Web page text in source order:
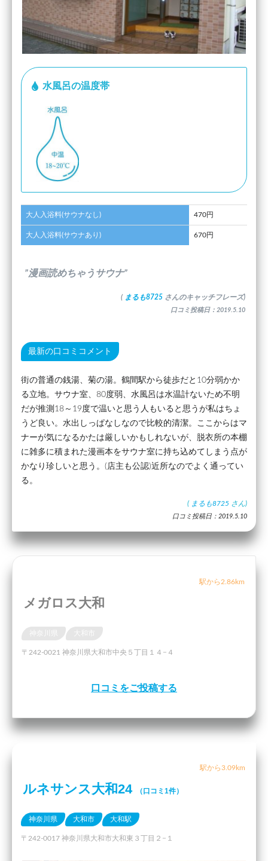
水風呂の温度帯
大人入浴料(サウナなし) 470円
大人入浴料(サウナあり) 670円
”漫画読めちゃうサウナ”
( まるも8725 さんのキャッチフレーズ)
口コミ投稿日：2019.5.10
最新の口コミコメント
街の普通の銭湯、菊の湯。鶴間駅から徒歩だと10分弱かか
る立地。サウナ室、80度弱、水風呂は水温計ないため不明
だが推測18～19度で温いと思う人もいると思うが私はちょ
うど良い。水出しっぱなしなので比較的清潔。ここからはマ
ナーが気になるかたは厳しいかもしれないが、脱衣所の本棚
に雑多に積まれた漫画本をサウナ室に持ち込めてしまう点が
かなり珍しいと思う。(店主も公認)近所なのでよく通ってい
る。
( まるも8725 さん)
口コミ投稿日：2019.5.10
駅から2.86km
メガロス大和
〒242-0021 神奈川県大和市中央５丁目１４−４
口コミをご投稿する
駅から3.09km
ルネサンス大和24 （口コミ1件）
神奈川県 大和市 大和駅
〒242-0017 神奈川県大和市大和東３丁目２−１